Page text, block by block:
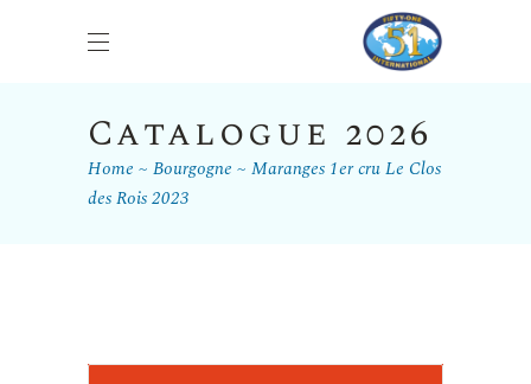
Catalogue 2026
Home Bourgogne
Maranges 1er cru Le Clos
des Rois 2023